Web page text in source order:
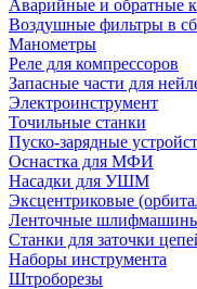
Аварийные и обратные
Воздушные фильтры в
Манометры
Реле для компрессоров
Запасные части для
Электроинструмент
Точильные станки
Пуско-зарядные
Оснастка для МФИ
Насадки для УШМ
Эксцентриковые
Ленточные
Станки для заточки
Наборы инструмента
Штроборезы